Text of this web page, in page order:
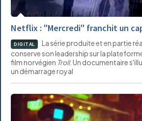
Netflix : "Mercredi" franchit un
DIGITAL
La série produite et en partie
conserve son leadership sur la
film norvégien Troll. Un documentaire
un démarrage royal